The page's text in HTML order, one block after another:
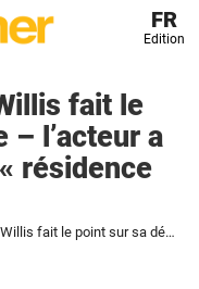
FR
Edition
fait le
– l’acteur a
résidence
La femme de Bruce Willis fait le point sur sa démence – l'acteur a déménagé dans une "résidence secondaire"